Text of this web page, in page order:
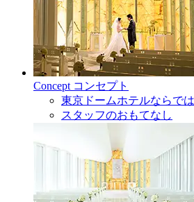
Concept コンセプト
東京ドームホテルならで
スタッフのおもてなし